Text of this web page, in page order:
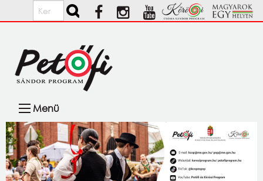
Ugrás a tartalomra
Keresés
navigáció
Menü